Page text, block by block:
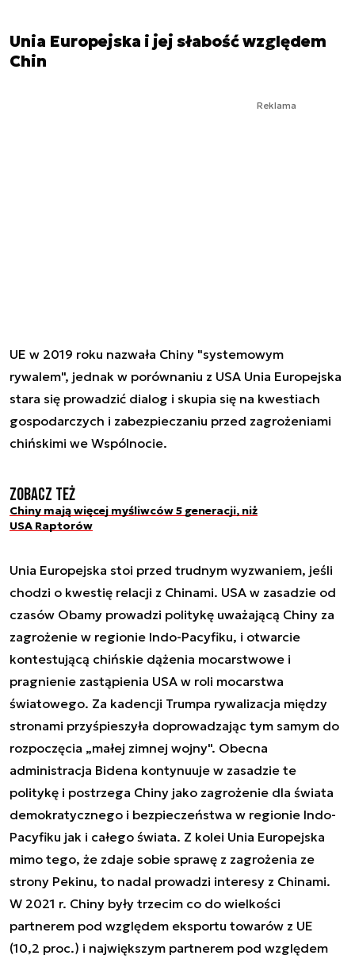
Unia Europejska i jej słabość względem
Chin
Reklama
UE w 2019 roku nazwała Chiny "systemowym
rywalem", jednak w porównaniu z USA Unia Europejska
stara się prowadzić dialog i skupia się na kwestiach
gospodarczych i zabezpieczaniu przed zagrożeniami
chińskimi we Wspólnocie.
Zobacz też
Chiny mają więcej myśliwców 5 generacji, niż
USA Raptorów
Unia Europejska stoi przed trudnym wyzwaniem, jeśli
chodzi o kwestię relacji z Chinami. USA w zasadzie od
czasów Obamy prowadzi politykę uważającą Chiny za
zagrożenie w regionie Indo-Pacyfiku, i otwarcie
kontestującą chińskie dążenia mocarstwowe i
pragnienie zastąpienia USA w roli mocarstwa
światowego. Za kadencji Trumpa rywalizacja między
stronami przyśpieszyła doprowadzając tym samym do
rozpoczęcia „małej zimnej wojny". Obecna
administracja Bidena kontynuuje w zasadzie te
politykę i postrzega Chiny jako zagrożenie dla świata
demokratycznego i bezpieczeństwa w regionie Indo-
Pacyfiku jak i całego świata. Z kolei Unia Europejska
mimo tego, że zdaje sobie sprawę z zagrożenia ze
strony Pekinu, to nadal prowadzi interesy z Chinami.
W 2021 r. Chiny były trzecim co do wielkości
partnerem pod względem eksportu towarów z UE
(10,2 proc.) i największym partnerem pod względem